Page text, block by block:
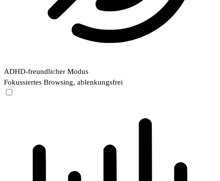
ADHD-freundlicher Modus
Fokussiertes Browsing, ablenkungsfrei